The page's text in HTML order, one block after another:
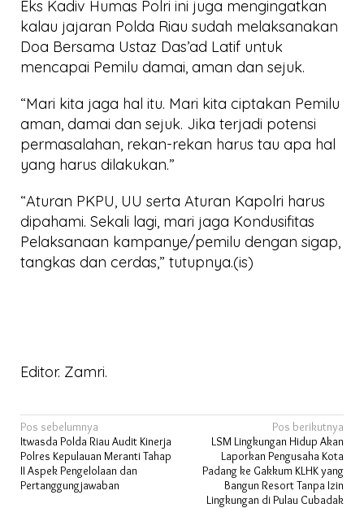
Eks Kadiv Humas Polri ini juga mengingatkan
kalau jajaran Polda Riau sudah melaksanakan
Doa Bersama Ustaz Das’ad Latif untuk
mencapai Pemilu damai, aman dan sejuk.
“Mari kita jaga hal itu. Mari kita ciptakan Pemilu
aman, damai dan sejuk. Jika terjadi potensi
permasalahan, rekan-rekan harus tau apa hal
yang harus dilakukan.”
“Aturan PKPU, UU serta Aturan Kapolri harus
dipahami. Sekali lagi, mari jaga Kondusifitas
Pelaksanaan kampanye/pemilu dengan sigap,
tangkas dan cerdas,” tutupnya.(is)
Editor. Zamri.
Navigasi
pos
Pos sebelumnya
Itwasda Polda Riau Audit Kinerja
Polres Kepulauan Meranti Tahap
II Aspek Pengelolaan dan
Pertanggungjawaban
Pos berikutnya
LSM Lingkungan Hidup Akan
Laporkan Pengusaha Kota
Padang ke Gakkum KLHK yang
Bangun Resort Tanpa Izin
Lingkungan di Pulau Cubadak